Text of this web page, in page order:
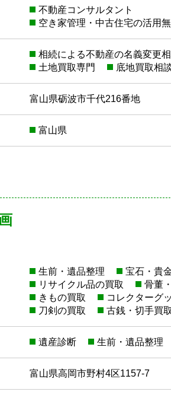
不動産コンサルタント
空き家管理・中古住宅の活用
相続による不動産の名義変更
土地買取専門
底地買取相
富山県砺波市千代216番地
富山県
生前・遺品整理
宝石・貴
リサイクル品の買取
骨董
きもの買取
コレクターグ
刀剣の買取
古銭・切手買取
遺産診断 生前・遺品整理
富山県高岡市野村4区1157-7